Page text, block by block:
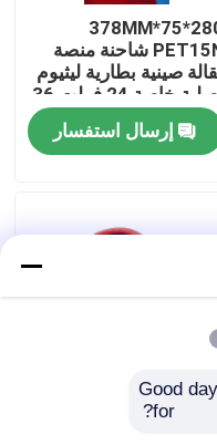
280*75*378MM
PET15N شاحنة منصة
صينية بطارية ليثيوم
أصلية خاصة 24 فولت 36
إرسال استفسار
Good
for?